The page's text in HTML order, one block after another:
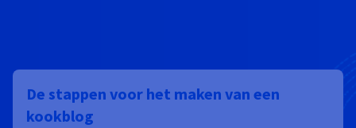
De stappen voor het maken van een
kookblog